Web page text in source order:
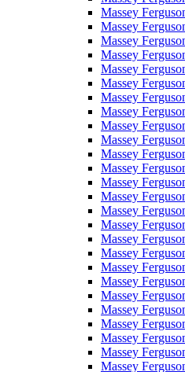
Massey
Massey
Massey
Massey
Massey
Massey
Massey
Massey
Massey
Massey
Massey
Massey
Massey
Massey
Massey
Massey
Massey
Massey
Massey
Massey
Massey
Massey
Massey
Massey
Massey
Massey